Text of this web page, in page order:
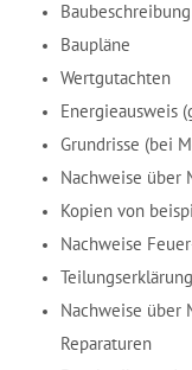
Baubeschreibung
Baupläne
Wertgutachten
Energieausweis
Grundrisse (bei
Nachweise über
Kopien von
Nachweise
Nachweise über
Reparaturen